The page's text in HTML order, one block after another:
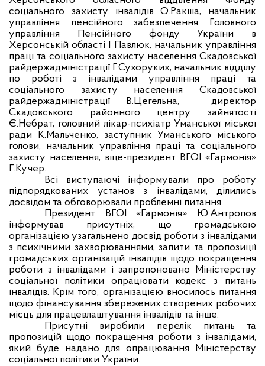
соціального захисту інвалідів О.Ракша, начальник
управління пенсійного забезпечення Головного
управління Пенсійного фонду України в
Херсонській області І Павлюк, начальник управління
праці та соціального захисту населення Скадовської
райдержадміністрації Г.Сухоруких, начальник відділу
по роботі з інвалідами управління праці та
соціального захисту населення Скадовської
райдержадміністрації В.Цегельна,
директор
Скадовського районного центру зайнятості
Є.Небрат, головний лікар-психіатр Уманської міської
ради К.Мальченко, заступник Уманського міського
голови, начальник управління праці та соціального
захисту населення, віце-президент ВГОІ «Гармонія»
Г.Кучер.
Всі виступаючі інформували про роботу
підпорядкованих установ з інвалідами, ділились
досвідом та обговорювали проблемні питання.
Президент ВГОІ «Гармонія» Ю.Антропов
інформував присутніх, що громадською
організацією узагальнено досвід роботи з інвалідами
з психічними захворюваннями, запити та пропозиції
громадських організацій інвалідів щодо покращення
роботи з інвалідами і запропоновано Міністерству
соціальної політики опрацювати кодекс з питань
інвалідів. Крім того, організацією вносилось питання
щодо фінансування збережених створених робочих
місць для працевлаштування інвалідів та інше.
Присутні виробили перелік питань та
пропозицій щодо покращення роботи з інвалідами,
який буде надано для опрацювання Міністерству
соціальної політики України.